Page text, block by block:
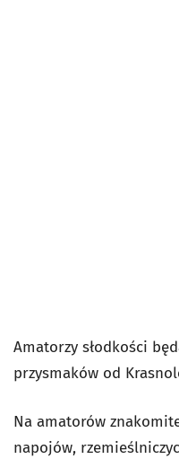
Amatorzy słodkości
przysmaków od
Na amatorów
napojów,